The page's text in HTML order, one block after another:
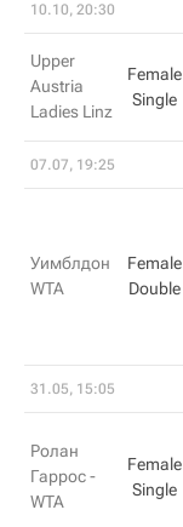
10.10, 20:30
Upper
Austria
Ladies Linz
Female
Single
07.07, 19:25
Уимблдон
WTA
Female
Double
31.05, 15:05
Ролан
Гаррос -
WTA
Female
Single